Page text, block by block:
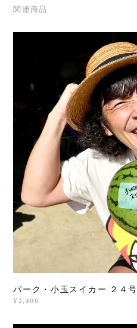
関連商品
パーク・小玉スイカー ２４号
¥2,400